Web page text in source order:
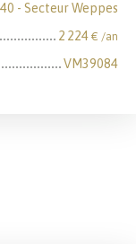
- Secteur Weppes
2 224 € /an
VM39084